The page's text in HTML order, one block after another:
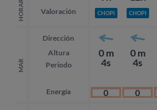
HORARIO Valoración
MAR
Dirección
Altura
Periodo
Energía
CHOPI
0 m
4s
0
CHOPI
0 m
4s
0